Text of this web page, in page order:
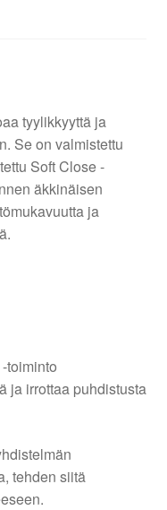
tyylikkyyttä ja
Se on valmistettu
Soft Close -
äkkinäisen
ja
toiminto
ja irrottaa puhdistusta
tehden siitä